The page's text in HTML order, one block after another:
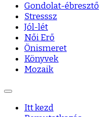
Gondolat-ébresztő
Stresssz
Jól-lét
Női Erő
Önismeret
Könyvek
Mozaik
Itt kezd